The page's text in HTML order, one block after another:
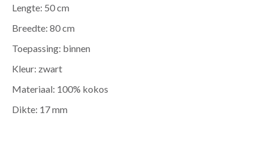
Lengte: 50 cm
Breedte: 80 cm
Toepassing: binnen
Kleur: zwart
Materiaal: 100% kokos
Dikte: 17 mm